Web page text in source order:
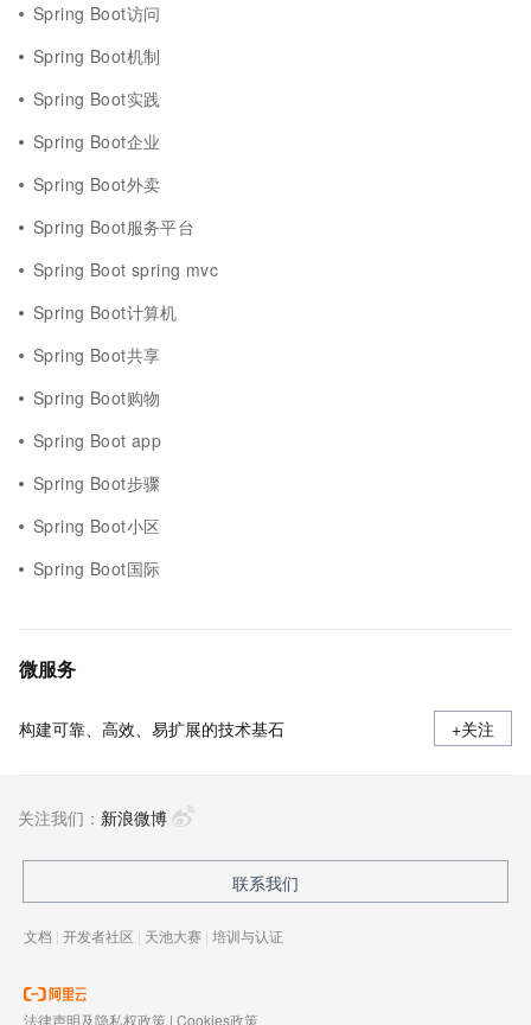
Spring Boot访问
Spring Boot机制
Spring Boot实践
Spring Boot企业
Spring Boot外卖
Spring Boot服务平台
Spring Boot spring mvc
Spring Boot计算机
Spring Boot共享
Spring Boot购物
Spring Boot app
Spring Boot步骤
Spring Boot小区
Spring Boot国际
微服务
构建可靠、高效、易扩展的技术基石 +关注
关注我们： 新浪微博
联系我们
文档 | 开发者社区 | 天池大赛 | 培训与认证
法律声明及隐私权政策 | Cookies政策